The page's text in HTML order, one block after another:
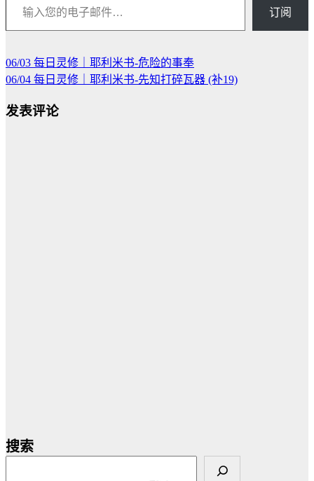
订阅
文
章
导
06/03 每日灵修｜耶利米书-危险的事奉
06/04 每日灵修｜耶利米书-先知打碎瓦器 (补19)
发表评论
搜索